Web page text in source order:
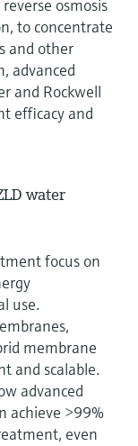
osmosis
to concentrate
and other
advanced
and Rockwell
efficacy and
water
focus on
use.
membrane
and scalable.
advanced
achieve >99%
even